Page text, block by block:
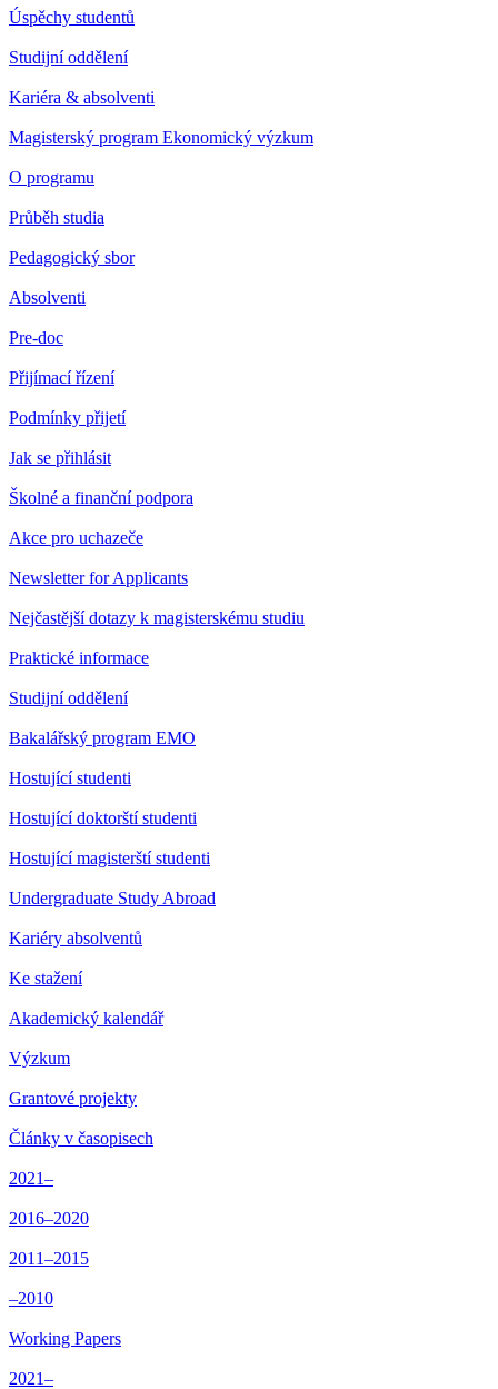
Úspěchy studentů
Studijní oddělení
Kariéra & absolventi
Magisterský program Ekonomický výzkum
O programu
Průběh studia
Pedagogický sbor
Absolventi
Pre-doc
Přijímací řízení
Podmínky přijetí
Jak se přihlásit
Školné a finanční podpora
Akce pro uchazeče
Newsletter for Applicants
Nejčastější dotazy k magisterskému studiu
Praktické informace
Studijní oddělení
Bakalářský program EMO
Hostující studenti
Hostující doktorští studenti
Hostující magisterští studenti
Undergraduate Study Abroad
Kariéry absolventů
Ke stažení
Akademický kalendář
Výzkum
Grantové projekty
Články v časopisech
2021–
2016–2020
2011–2015
–2010
Working Papers
2021–